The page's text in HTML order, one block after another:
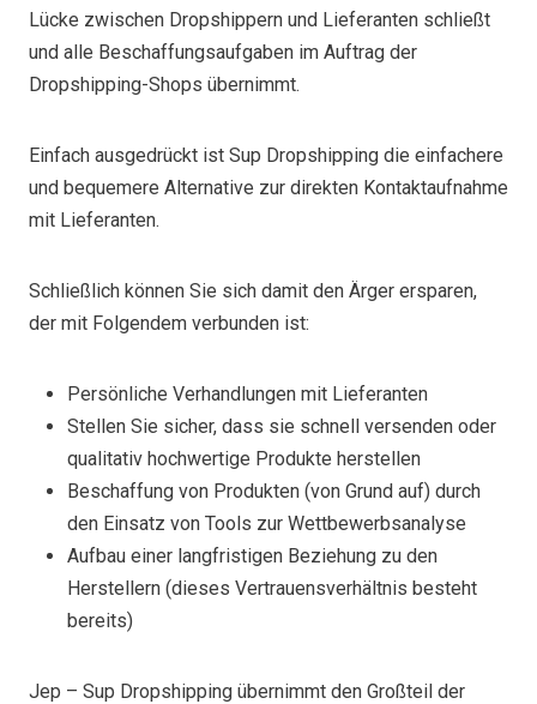
Lücke zwischen Dropshippern und Lieferanten schließt
und alle Beschaffungsaufgaben im Auftrag der
Dropshipping-Shops übernimmt.
Einfach ausgedrückt ist Sup Dropshipping die einfachere
und bequemere Alternative zur direkten Kontaktaufnahme
mit Lieferanten.
Schließlich können Sie sich damit den Ärger ersparen,
der mit Folgendem verbunden ist:
Persönliche Verhandlungen mit Lieferanten
Stellen Sie sicher, dass sie schnell versenden oder
qualitativ hochwertige Produkte herstellen
Beschaffung von Produkten (von Grund auf) durch
den Einsatz von Tools zur Wettbewerbsanalyse
Aufbau einer langfristigen Beziehung zu den
Herstellern (dieses Vertrauensverhältnis besteht
bereits)
Jep – Sup Dropshipping übernimmt den Großteil der